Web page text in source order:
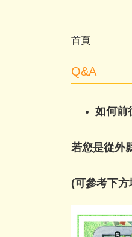
首頁
Q&A
如何前
若您是從外
(可參考下方